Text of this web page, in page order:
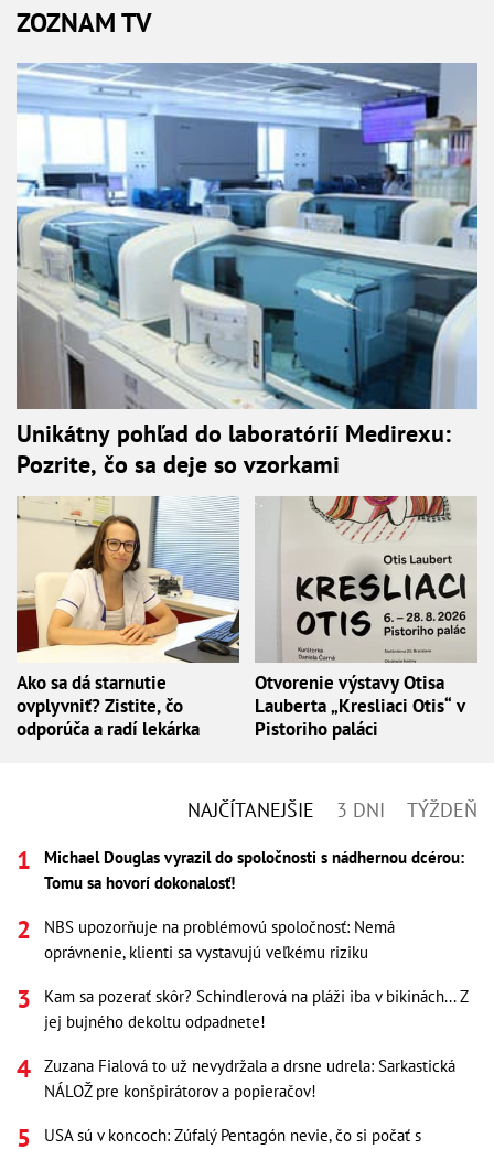
ZOZNAM TV
Unikátny pohľad do laboratórií Medirexu:
Pozrite, čo sa deje so vzorkami
Ako sa dá starnutie
ovplyvniť? Zistite, čo
odporúča a radí lekárka
Otvorenie výstavy Otisa
Lauberta „Kresliaci Otis“ v
Pistoriho paláci
NAJČÍTANEJŠIE 3 DNI TÝŽDEŇ
Michael Douglas vyrazil do spoločnosti s nádhernou dcérou:
Tomu sa hovorí dokonalosť!
NBS upozorňuje na problémovú spoločnosť: Nemá
oprávnenie, klienti sa vystavujú veľkému riziku
Kam sa pozerať skôr? Schindlerová na pláži iba v bikinách... Z
jej bujného dekoltu odpadnete!
Zuzana Fialová to už nevydržala a drsne udrela: Sarkastická
NÁLOŽ pre konšpirátorov a popieračov!
USA sú v koncoch: Zúfalý Pentagón nevie, čo si počať s